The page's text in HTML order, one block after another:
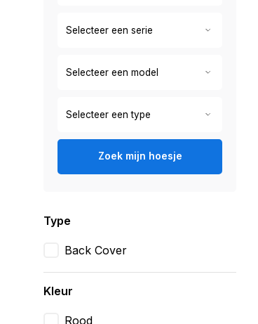
Zoek mijn hoesje
Type
Back Cover
Kleur
Rood